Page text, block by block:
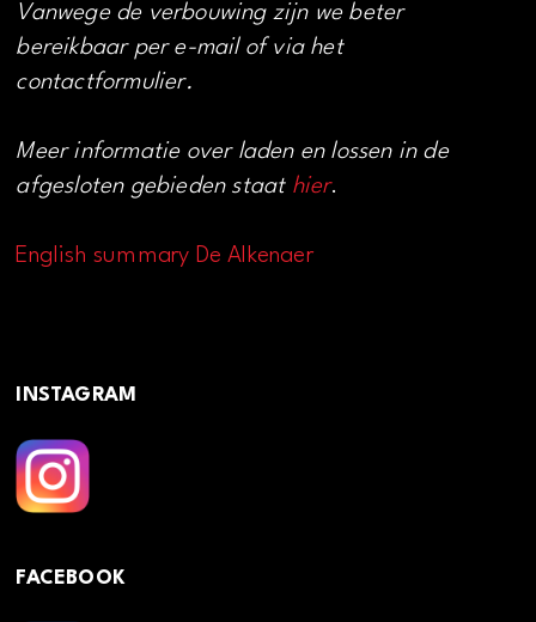
Vanwege de verbouwing zijn we beter
bereikbaar per e-mail of via het
contactformulier.
Meer informatie over laden en lossen in de
afgesloten gebieden staat hier.
English summary De Alkenaer
INSTAGRAM
FACEBOOK